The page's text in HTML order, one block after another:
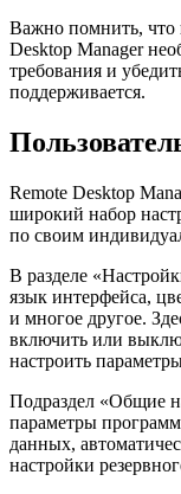
Важно помнить, что
Desktop Manager
требования и
поддерживается.
Remote Desktop
широкий набор
по своим
В разделе
язык интерфейса,
и многое другое.
включить или
настроить
Подраздел «Общие
параметры
данных,
настройки